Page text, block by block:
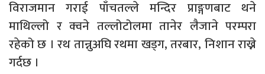
विराजमान गराई पाँचतल्ले मन्दिर प्राङ्गणबाट थने
माथिल्लो र क्वने तल्लोटोलमा तानेर लैजाने परम्परा
रहेको छ । रथ तान्नुअघि रथमा खड्ग, तरबार, निशान राख्ने
गर्दछ ।